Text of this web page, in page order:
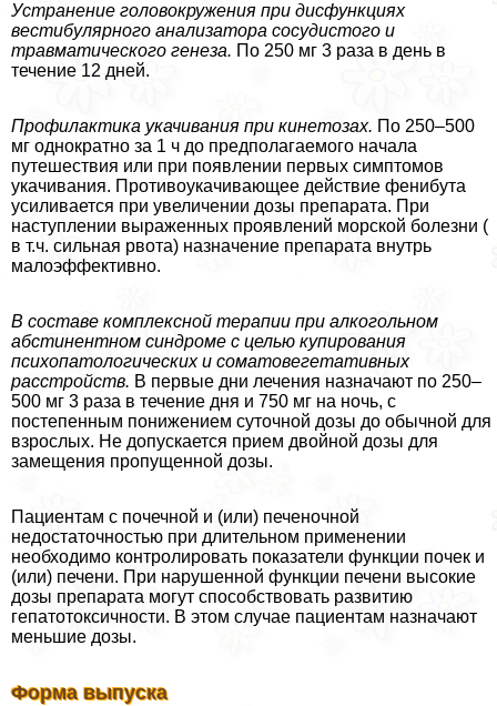
Устранение головокружения при дисфункциях
вестибулярного анализатора сосудистого и
травматического генеза. По 250 мг 3 раза в день в
течение 12 дней.
Профилактика укачивания при кинетозах. По 250–500
мг однократно за 1 ч до предполагаемого начала
путешествия или при появлении первых симптомов
укачивания. Противоукачивающее действие фенибута
усиливается при увеличении дозы препарата. При
наступлении выраженных проявлений морской болезни (
в т.ч. сильная рвота) назначение препарата внутрь
малоэффективно.
В составе комплексной терапии при алкогольном
абстинентном синдроме с целью купирования
психопатологических и соматовегетативных
расстройств. В первые дни лечения назначают по 250–
500 мг 3 раза в течение дня и 750 мг на ночь, с
постепенным понижением суточной дозы до обычной для
взрослых. Не допускается прием двойной дозы для
замещения пропущенной дозы.
Пациентам с почечной и (или) печеночной
недостаточностью при длительном применении
необходимо контролировать показатели функции почек и
(или) печени. При нарушенной функции печени высокие
дозы препарата могут способствовать развитию
гепатотоксичности. В этом случае пациентам назначают
меньшие дозы.
Форма выпуска